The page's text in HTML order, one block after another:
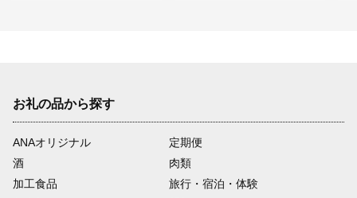
お礼の品から探す
ANAオリジナル
定期便
酒
肉類
加工食品
旅行・宿泊・体験